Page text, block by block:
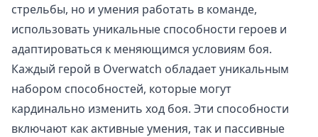
стрельбы, но и умения работать в команде,
использовать уникальные способности героев и
адаптироваться к меняющимся условиям боя.
Каждый герой в Overwatch обладает уникальным
набором способностей, которые могут
кардинально изменить ход боя. Эти способности
включают как активные умения, так и пассивные